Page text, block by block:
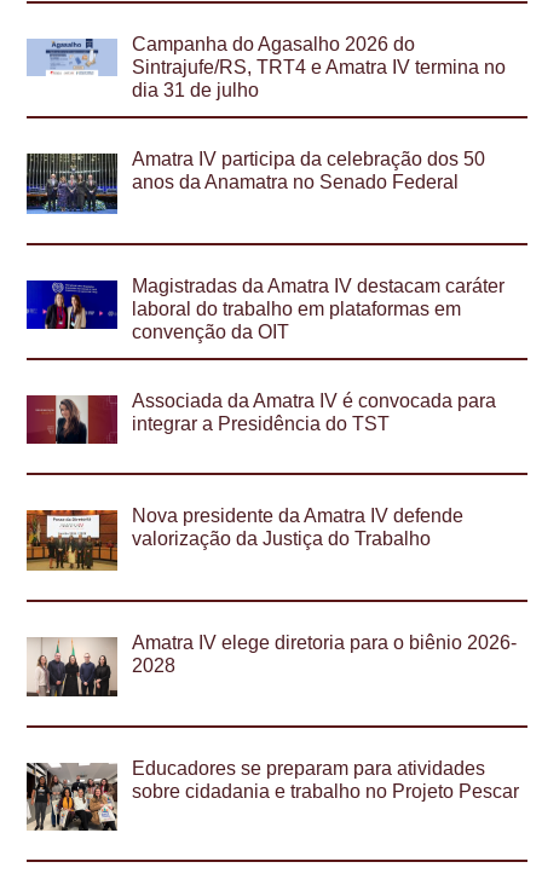
Campanha do Agasalho 2026 do
Sintrajufe/RS, TRT4 e Amatra IV termina no
dia 31 de julho
Amatra IV participa da celebração dos 50
anos da Anamatra no Senado Federal
Magistradas da Amatra IV destacam caráter
laboral do trabalho em plataformas em
convenção da OIT
Associada da Amatra IV é convocada para
integrar a Presidência do TST
Nova presidente da Amatra IV defende
valorização da Justiça do Trabalho
Amatra IV elege diretoria para o biênio 2026-
2028
Educadores se preparam para atividades
sobre cidadania e trabalho no Projeto Pescar